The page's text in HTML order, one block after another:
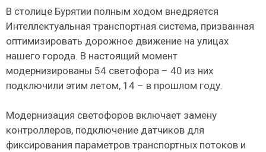
В столице Бурятии полным ходом внедряется
Интеллектуальная транспортная система, призванная
оптимизировать дорожное движение на улицах
нашего города. В настоящий момент
модернизированы 54 светофора – 40 из них
подключили этим летом, 14 – в прошлом году.
Модернизация светофоров включает замену
контроллеров, подключение датчиков для
фиксирования параметров транспортных потоков и